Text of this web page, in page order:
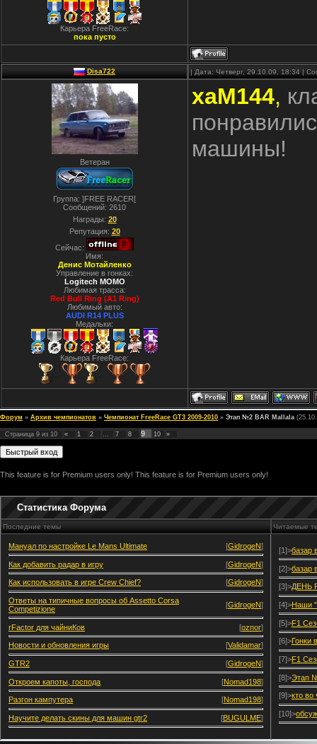
Карьера FreeRace:
пока пусто
Disa722 | Дата: Четверг, 29.10.09, 18:34 |
Ветеран
Группа: ]FREE RACER[
Сообщений: 2610
Награды: 20
Репутация: 20
Сейчас:
Имя:
Денис Мотайленко
Управление в гонках:
Logitech MOMO
Любимая трасса:
Red Bull Ring (A1 Ring)
Любимый авто:
AUDI R14 PLUS
Медальки:
Карьера FreeRace:
xaM144,
машины!
Форум » Архив чемпионатов » Чемпионат FreeRace GT3 2009-2010 » Этап №2 BAR Mallala
Страница 9 из 10 « 1 2 … 7 8 9 10 »
This feature is for Premium users only! This feature is for Premium users only!
Статистика Форума
Последние темы Читаемые
Мануал по настройке Le Mans Ultimate [GidrogeN]
Как добавить радар в игру [GidrogeN]
Как использовать в игре Crew Chief? [GidrogeN]
Ответы на типичные вопросы об Assetto Corsa
Competizione
[GidrogeN]
rFactor для чайниКов [oznor]
Новости и обновления игры [Validamar]
GTR2 [GidrogeN]
Откроем капоты, господа [Nomad198]
Разгон кампутера [Nomad198]
Научите делать скины для машин gtr2 [BUGULME]
[1]>базар
[2]>базар
[3]>ДЕНЬ
[4]>Наши
[5]>F1
[6]>Гонки
[7]>F1
[8]>Этап
[9]>кто во
[10]>